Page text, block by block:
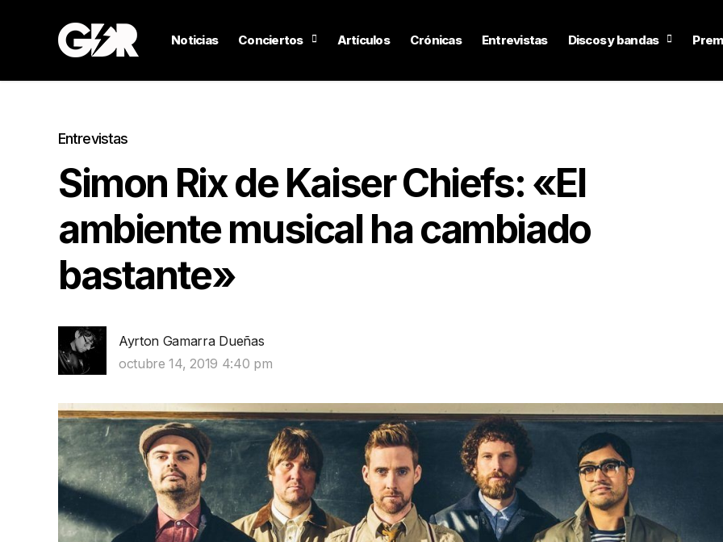
Noticias Conciertos Artículos Crónicas Entrevistas Discos y bandas
Entrevistas
Simon Rix de Kaiser Chiefs: «El
ambiente musical ha cambiado
bastante»
Ayrton Gamarra Dueñas
octubre 14, 2019 4:40 pm